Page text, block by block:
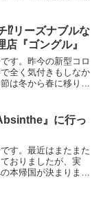
舗広そうに見えて中
てるス...
⁉︎リーズナブルな
『ゴングル』
す。昨今の新型コロ
全く気付きもしなか
は冬から春に移り変
にも増して家に未だ
。今日...
』に行っ
す。最近はまたまた
おりましたが、実
本帰国が決まりまし